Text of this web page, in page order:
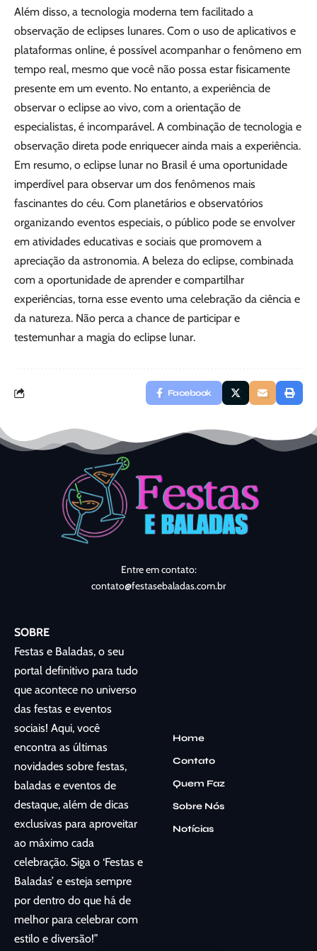
Além disso, a tecnologia moderna tem facilitado a
observação de eclipses lunares. Com o uso de aplicativos e
plataformas online, é possível acompanhar o fenômeno em
tempo real, mesmo que você não possa estar fisicamente
presente em um evento. No entanto, a experiência de
observar o eclipse ao vivo, com a orientação de
especialistas, é incomparável. A combinação de tecnologia e
observação direta pode enriquecer ainda mais a experiência.
Em resumo, o eclipse lunar no Brasil é uma oportunidade
imperdível para observar um dos fenômenos mais
fascinantes do céu. Com planetários e observatórios
organizando eventos especiais, o público pode se envolver
em atividades educativas e sociais que promovem a
apreciação da astronomia. A beleza do eclipse, combinada
com a oportunidade de aprender e compartilhar
experiências, torna esse evento uma celebração da ciência e
da natureza. Não perca a chance de participar e
testemunhar a magia do eclipse lunar.
Facebook
Entre em contato:
contato@festasebaladas.com.br
SOBRE
Festas e Baladas, o seu
portal definitivo para tudo
que acontece no universo
das festas e eventos
sociais! Aqui, você
encontra as últimas
novidades sobre festas,
baladas e eventos de
destaque, além de dicas
exclusivas para aproveitar
ao máximo cada
celebração. Siga o ‘Festas e
Baladas’ e esteja sempre
por dentro do que há de
melhor para celebrar com
estilo e diversão!”
Home
Contato
Quem Faz
Sobre Nós
Notícias